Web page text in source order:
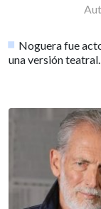
Noguera fue
una versión teatral.